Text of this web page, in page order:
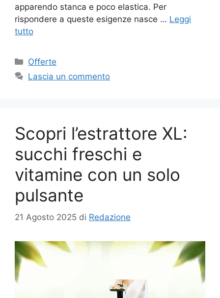
apparendo stanca e poco elastica. Per
rispondere a queste esigenze nasce … Leggi
tutto
Categorie
Offerte
Lascia un commento
Scopri l’estrattore XL:
succhi freschi e
vitamine con un solo
pulsante
21 Agosto 2025 di Redazione